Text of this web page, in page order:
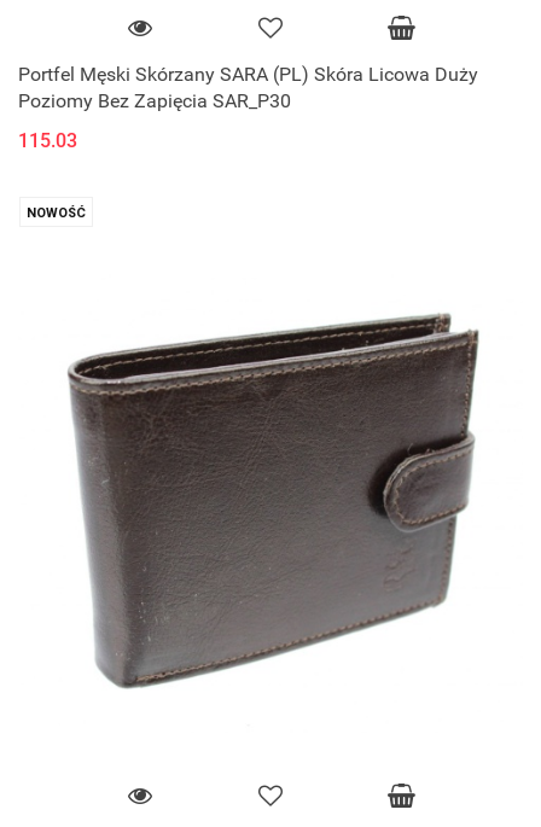
Portfel Męski Skórzany SARA (PL) Skóra Licowa Duży
Poziomy Bez Zapięcia SAR_P30
115.03
NOWOŚĆ